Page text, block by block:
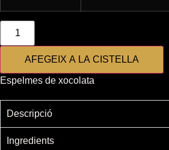
quantitat
Espelmes
xocolataAFEGEIX A LA CISTELLA
Espelmes de xocolata
Descripció
Ingredients